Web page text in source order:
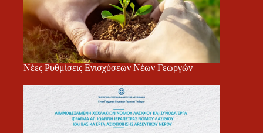
Νέες Ρυθμίσεις Ενισχύσεων Νέων Γεωργών